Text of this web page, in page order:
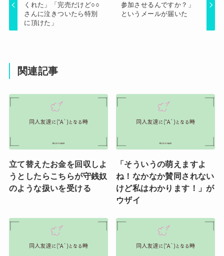
くれた」「完売だけど○○
さんに泣きついたら特別
に頂けた」
参加させるんですか？」
というメールが届いた
関連記事
立て替えたお金を回収しよ
うとしたらこちらが守銭奴
のような扱いを受ける
「そういうの萌えますよ
ね！なかなか賛同されない
けど私はわかります！」が
ウザイ